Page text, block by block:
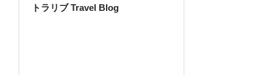
トラリブ Travel Blog